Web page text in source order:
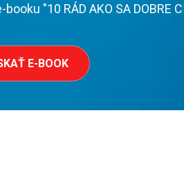
"10 RÁD AKO SA DOBRE
E-BOOK